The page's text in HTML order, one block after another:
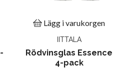
Lägg i varukorgen
IITTALA
Rödvinsglas Essence
4-pack